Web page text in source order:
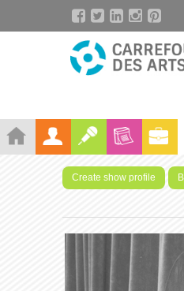
Create show profile